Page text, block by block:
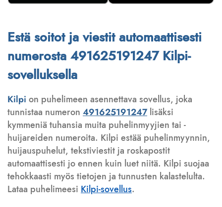
Estä soitot ja viestit automaattisesti
numerosta 491625191247 Kilpi-
sovelluksella
Kilpi on puhelimeen asennettava sovellus, joka
tunnistaa numeron 491625191247lisäksi
kymmeniä tuhansia muita puhelinmyyjien tai -
huijareiden numeroita. Kilpi estää puhelinmyynnin,
huijauspuhelut, tekstiviestit ja roskapostit
automaattisesti jo ennen kuin luet niitä. Kilpi suojaa
tehokkaasti myös tietojen ja tunnusten kalastelulta.
Lataa puhelimeesi Kilpi-sovellus.